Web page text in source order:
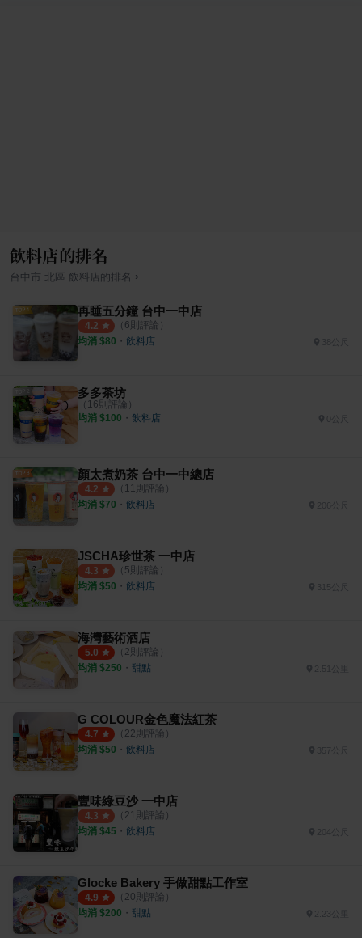
飲料店的排名
台中市 北區 飲料店的排名 ›
再睡五分鐘 台中一中店
4.2 （ 6則評論）
均消 $80 ・ 飲料店
多多茶坊
（ 16則評論）
均消 $100 ・ 飲料店
顏太煮奶茶 台中一中總店
4.2 （ 11則評論）
均消 $70 ・ 飲料店
JSCHA珍世茶 一中店
4.3 （ 5則評論）
均消 $50 ・ 飲料店 315公尺
海灣藝術酒店
5.0 （ 2則評論）
均消 $250 ・ 甜點 2.51公里
G COLOUR金色魔法紅茶
4.7 （ 22則評論）
均消 $50 ・ 飲料店 357公尺
豐味綠豆沙 一中店
4.3 （ 21則評論）
均消 $45 ・ 飲料店 204公尺
Glocke Bakery 手做甜點工作室
4.9 （ 20則評論）
均消 $200 ・ 甜點